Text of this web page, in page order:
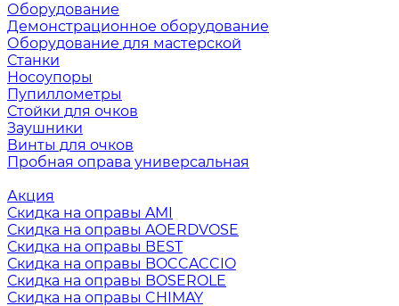
Оборудование
Демонстрационное оборудование
Оборудование для мастерской
Станки
Носоупоры
Пупиллометры
Стойки для очков
Заушники
Винты для очков
Пробная оправа универсальная
Акция
Скидка на оправы AMI
Скидка на оправы AOERDVOSE
Скидка на оправы BEST
Скидка на оправы BOCCACCIO
Скидка на оправы BOSEROLE
Скидка на оправы CHIMAY